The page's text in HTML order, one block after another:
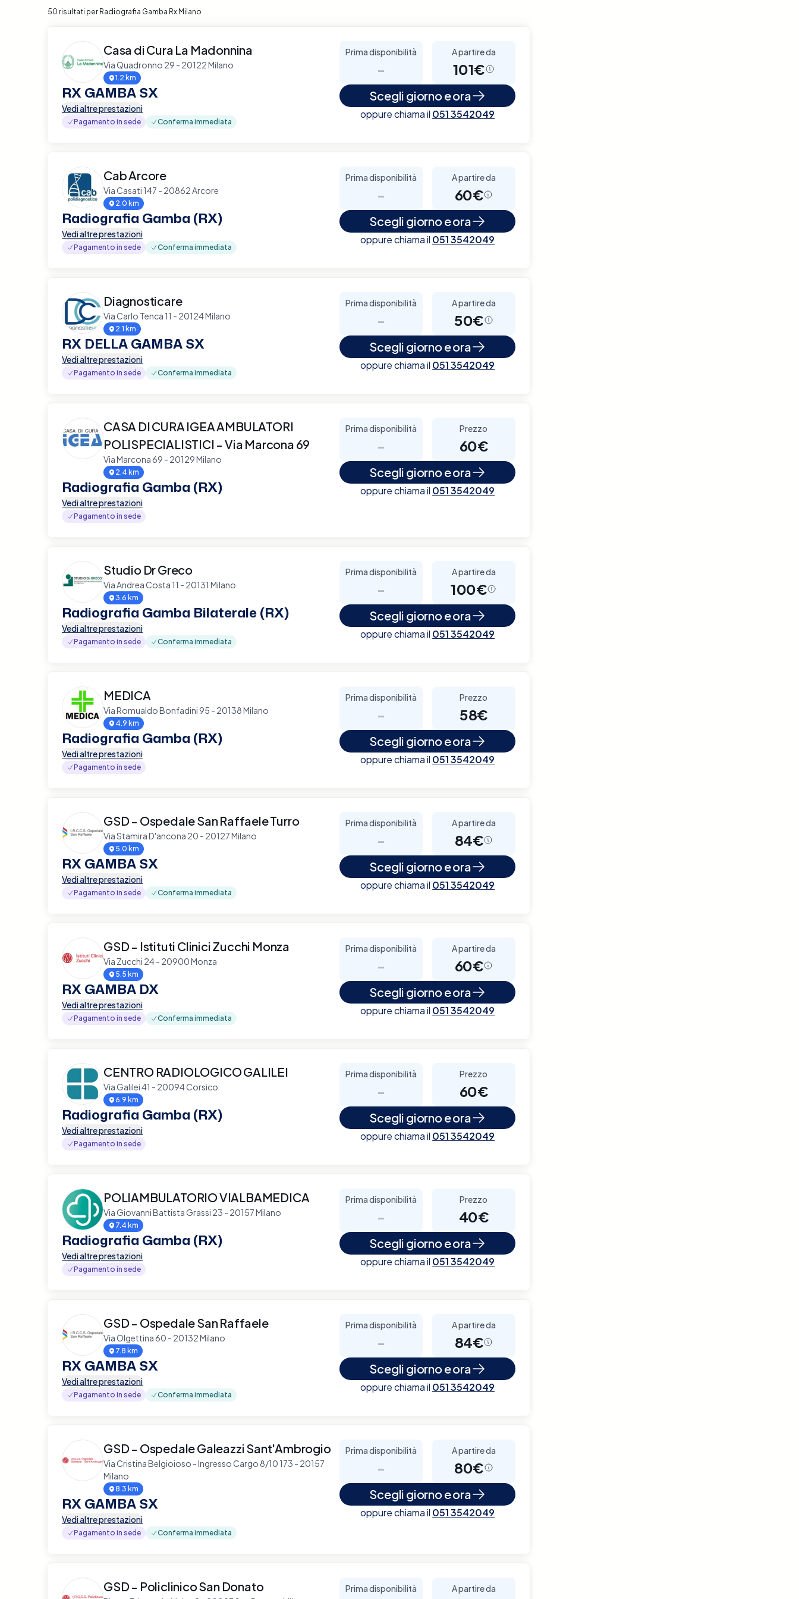
50 risultati per Radiografia Gamba Rx Milano
Casa di Cura La Madonnina
Via Quadronno 29 - 20122 Milano
1.2 km
RX GAMBA SX
Vedi altre prestazioni
Pagamento in sede Conferma immediata
Prima disponibilità
-
A partire da
101€
Scegli giorno e ora
oppure chiama il 051 3542049
Cab Arcore
Via Casati 147 - 20862 Arcore
2.0 km
Radiografia Gamba (RX)
Vedi altre prestazioni
Pagamento in sede Conferma immediata
Prima disponibilità
-
A partire da
60€
Scegli giorno e ora
oppure chiama il 051 3542049
Diagnosticare
Via Carlo Tenca 11 - 20124 Milano
2.1 km
RX DELLA GAMBA SX
Vedi altre prestazioni
Pagamento in sede Conferma immediata
Prima disponibilità
-
A partire da
50€
Scegli giorno e ora
oppure chiama il 051 3542049
CASA DI CURA IGEA AMBULATORI
POLISPECIALISTICI - Via Marcona 69
Via Marcona 69 - 20129 Milano
2.4 km
Radiografia Gamba (RX)
Vedi altre prestazioni
Pagamento in sede
Prima disponibilità
-
Prezzo
60€
Scegli giorno e ora
oppure chiama il 051 3542049
Studio Dr Greco
Via Andrea Costa 11 - 20131 Milano
3.6 km
Radiografia Gamba Bilaterale (RX)
Vedi altre prestazioni
Pagamento in sede Conferma immediata
Prima disponibilità
-
A partire da
100€
Scegli giorno e ora
oppure chiama il 051 3542049
MEDICA
Via Romualdo Bonfadini 95 - 20138 Milano
4.9 km
Radiografia Gamba (RX)
Vedi altre prestazioni
Pagamento in sede
Prima disponibilità
-
Prezzo
58€
Scegli giorno e ora
oppure chiama il 051 3542049
GSD - Ospedale San Raffaele Turro
Via Stamira D'ancona 20 - 20127 Milano
5.0 km
RX GAMBA SX
Vedi altre prestazioni
Pagamento in sede Conferma immediata
Prima disponibilità
-
A partire da
84€
Scegli giorno e ora
oppure chiama il 051 3542049
GSD - Istituti Clinici Zucchi Monza
Via Zucchi 24 - 20900 Monza
5.5 km
RX GAMBA DX
Vedi altre prestazioni
Pagamento in sede Conferma immediata
Prima disponibilità
-
A partire da
60€
Scegli giorno e ora
oppure chiama il 051 3542049
CENTRO RADIOLOGICO GALILEI
Via Galilei 41 - 20094 Corsico
6.9 km
Radiografia Gamba (RX)
Vedi altre prestazioni
Pagamento in sede
Prima disponibilità
-
Prezzo
60€
Scegli giorno e ora
oppure chiama il 051 3542049
POLIAMBULATORIO VIALBAMEDICA
Via Giovanni Battista Grassi 23 - 20157 Milano
7.4 km
Radiografia Gamba (RX)
Vedi altre prestazioni
Pagamento in sede
Prima disponibilità
-
Prezzo
40€
Scegli giorno e ora
oppure chiama il 051 3542049
GSD - Ospedale San Raffaele
Via Olgettina 60 - 20132 Milano
7.8 km
RX GAMBA SX
Vedi altre prestazioni
Pagamento in sede Conferma immediata
Prima disponibilità
-
A partire da
84€
Scegli giorno e ora
oppure chiama il 051 3542049
GSD - Ospedale Galeazzi Sant'Ambrogio
Via Cristina Belgioioso - Ingresso Cargo 8/10 173 - 20157
Milano
8.3 km
RX GAMBA SX
Vedi altre prestazioni
Pagamento in sede Conferma immediata
Prima disponibilità
-
A partire da
80€
Scegli giorno e ora
oppure chiama il 051 3542049
GSD - Policlinico San Donato Prima disponibilità A partire da